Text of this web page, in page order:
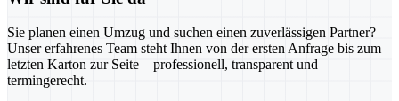
Sie planen einen Umzug und suchen einen zuverlässigen Partner?
Unser erfahrenes Team steht Ihnen von der ersten Anfrage bis zum
letzten Karton zur Seite – professionell, transparent und
termingerecht.